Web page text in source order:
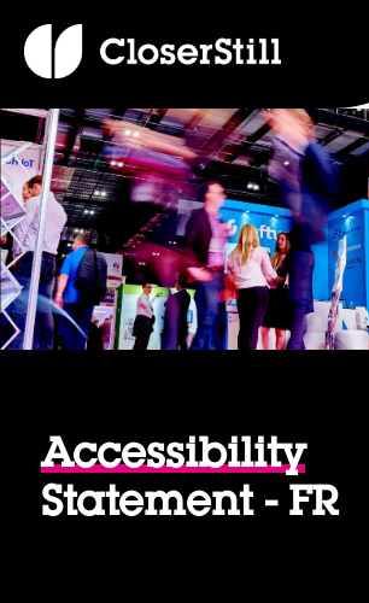
Accessibility
Statement - FR